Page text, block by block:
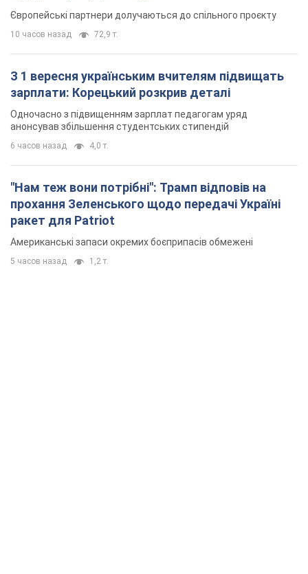
Європейські партнери долучаються до спільного проєкту
10 часов назад 72,9 т.
З 1 вересня українським вчителям підвищать
зарплати: Корецький розкрив деталі
Одночасно з підвищенням зарплат педагогам уряд
анонсував збільшення студентських стипендій
6 часов назад 4,0 т.
"Нам теж вони потрібні": Трамп відповів на
прохання Зеленського щодо передачі Україні
ракет для Patriot
Американські запаси окремих боєприпасів обмежені
5 часов назад 1,2 т.